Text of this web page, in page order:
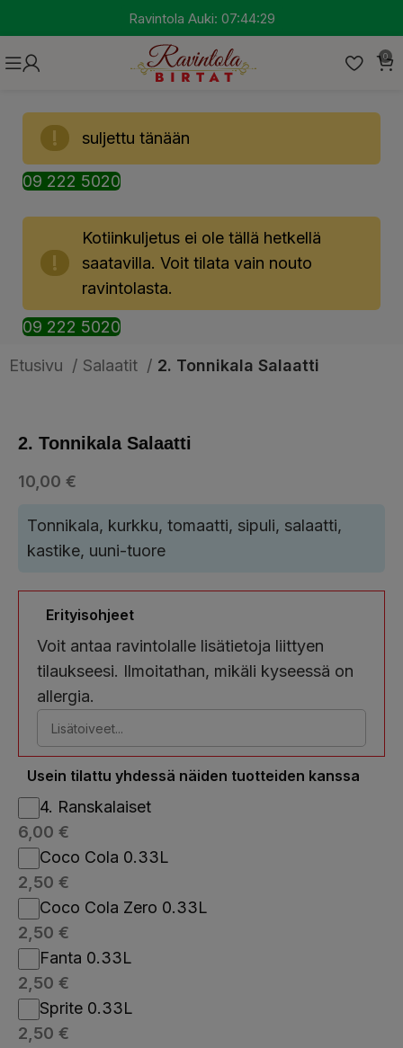
Ravintola Auki: 07:44:28
0
suljettu tänään
09 222 5020
Kotiinkuljetus ei ole tällä hetkellä
saatavilla. Voit tilata vain nouto
ravintolasta.
09 222 5020
Etusivu Salaatit 2. Tonnikala Salaatti
2. Tonnikala Salaatti
10,00€
Tonnikala, kurkku, tomaatti, sipuli, salaatti,
kastike, uuni-tuore
Erityisohjeet
Voit antaa ravintolalle lisätietoja liittyen
tilaukseesi. Ilmoitathan, mikäli kyseessä on
allergia.
Usein tilattu yhdessä näiden tuotteiden kanssa
4. Ranskalaiset
6,00€
Coco Cola 0.33L
2,50€
Coco Cola Zero 0.33L
2,50€
Fanta 0.33L
2,50€
Sprite 0.33L
2,50€